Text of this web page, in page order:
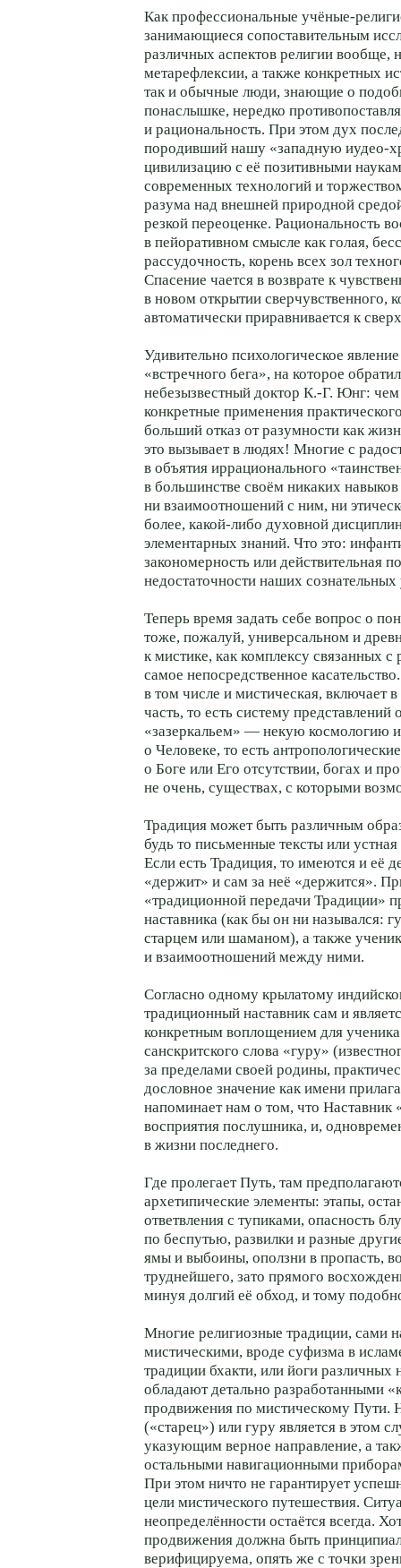
Как профессиональные учёные-
занимающиеся сопоставительным
различных аспектов религии вообще,
метарефлексии, а также конкретных
так и обычные люди, знающие о
понаслышке, нередко
и рациональность. При этом дух
породивший нашу «западную иудео-
цивилизацию с её позитивными
современных технологий и
разума над внешней природной
резкой переоценке. Рациональность
в пейоративном смысле как голая,
рассудочность, корень всех зол
Спасение чается в возврате к
в новом открытии сверчувственного,
автоматически приравнивается к
Удивительно психологическое
«встречного бега», на которое
небезызвестный доктор К.-Г. Юнг:
конкретные применения
больший отказ от разумности как
это вызывает в людях! Многие с
в объятия иррационального
в большинстве своём никаких навыков
ни взаимоотношений с ним, ни
более, какой-либо духовной
элементарных знаний. Что это:
закономерность или действительная
недостаточности наших сознательных
Теперь время задать себе вопрос о
тоже, пожалуй, универсальном и
к мистике, как комплексу связанных с
самое непосредственное
в том числе и мистическая, включает
часть, то есть систему представлений
«зазеркальем» — некую космологию
о Человеке, то есть
о Боге или Его отсутствии, богах и
не очень, существах, с которыми
Традиция может быть различным
будь то письменные тексты или
Если есть Традиция, то имеются и её
«держит» и сам за неё «держится».
«традиционной передачи Традиции»
наставника (как бы он ни назывался:
старцем или шаманом), а также
и взаимоотношений между ними.
Согласно одному крылатому
традиционный наставник сам и
конкретным воплощением для
санскритского слова «гуру»
за пределами своей родины,
дословное значение как имени
напоминает нам о том, что Наставник
восприятия послушника, и,
в жизни последнего.
Где пролегает Путь, там
архетипические элементы: этапы,
ответвления с тупиками, опасность
по беспутью, развилки и разные
ямы и выбоины, оползни в пропасть,
труднейшего, зато прямого
минуя долгий её обход, и тому
Многие религиозные традиции, сами
мистическими, вроде суфизма в
традиции бхакти, или йоги различных
обладают детально разработанными
продвижения по мистическому Пути.
(«старец») или гуру является в этом
указующим верное направление, а
остальными навигационными
При этом ничто не гарантирует
цели мистического путешествия.
неопределённости остаётся всегда.
продвижения должна быть
верифицируема, опять же с точки